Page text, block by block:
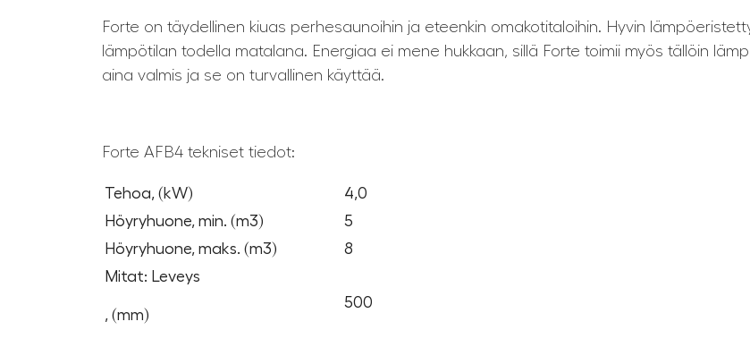
Forte on täydellinen kiuas perhesaunoihin ja eteenkin omakotitaloihin. Hyvin
lämpötilan todella matalana. Energiaa ei mene hukkaan, sillä Forte toimii myös tällöin
aina valmis ja se on turvallinen käyttää.
Forte AFB4 tekniset tiedot:
Tehoa, (kW)
4,0
Höyryhuone, min. (m3)
5
Höyryhuone, maks. (m3)
8
Mitat: Leveys
, (mm)
500